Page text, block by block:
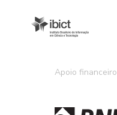
Apoio financeiro